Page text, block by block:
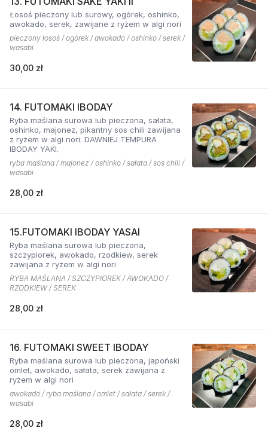
Łosoś pieczony lub surowy, ogórek, oshinko,
awokado, serek, zawijane z ryżem w algi nori
pieczony łosoś / ogórek / awokado / oshinko / serek /
wasabi
30,00 zł
14. FUTOMAKI IBODAY
Ryba maślana surowa lub pieczona, sałata,
oshinko, majonez, pikantny sos chili zawijana
z ryżem w algi nori. DAWNIEJ TEMPURA
IBODAY YAKI.
ryba maślana / majonez / oshinko / sałata / sos chili /
wasabi
28,00 zł
15.FUTOMAKI IBODAY YASAI
Ryba maślana surowa lub pieczona,
szczypiorek, awokado, rzodkiew, serek
zawijana z ryżem w algi nori
RYBA MAŚLANA / SZCZYPIOREK / AWOKADO /
RZODKIEW / SEREK
28,00 zł
16. FUTOMAKI SWEET IBODAY
Ryba maślana surowa lub pieczona, japoński
omlet, awokado, sałata, serek zawijana z
ryżem w algi nori
awokado / ryba maślana / omlet / sałata / serek /
wasabi
28,00 zł